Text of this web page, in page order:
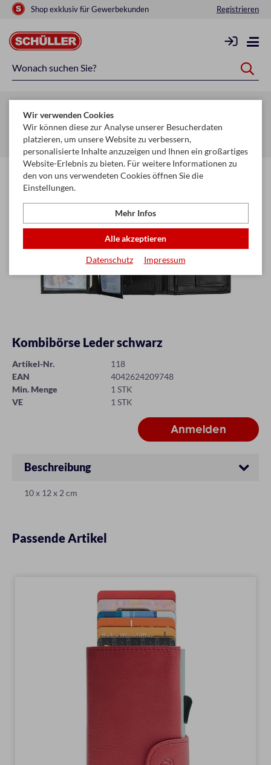
Shop exklusiv für Gewerbekunden Registrieren
Startseite
Mehr
Geldbörsen, Kleinlederware, Schlüsselanhänger
Kombibörse Leder schwarz
Artikel-Nr.
118
EAN
4042624209748
Min. Menge
1 STK
VE
1 STK
Beschreibung
10 x 12 x 2 cm
Passende Artikel
Wir verwenden Cookies
Wir können diese zur Analyse unserer Besucherdaten
platzieren, um unsere Website zu verbessern,
personalisierte Inhalte anzuzeigen und Ihnen ein großartiges
Website-Erlebnis zu bieten. Für weitere Informationen zu
den von uns verwendeten Cookies öffnen Sie die
Einstellungen.
Mehr Infos
Alle akzeptieren
Datenschutz Impressum